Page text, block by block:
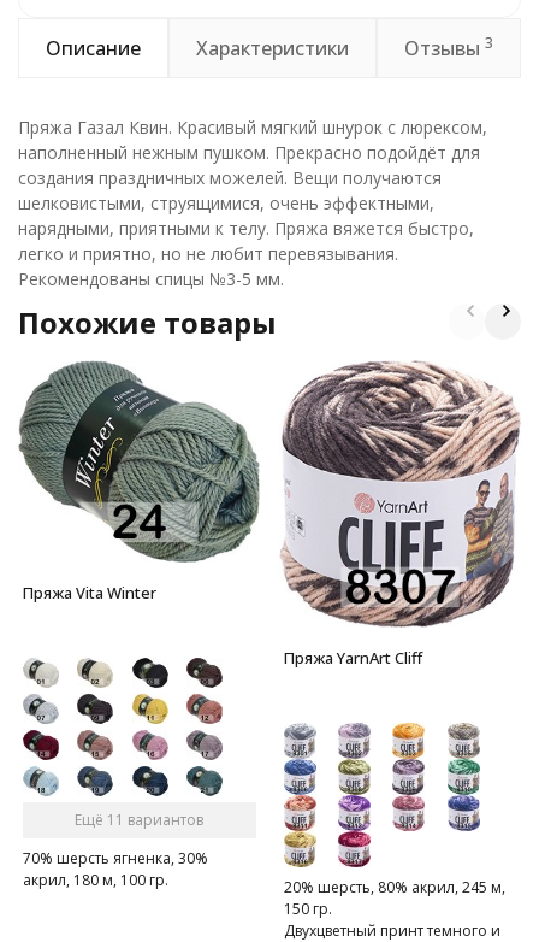
Описание Характеристики Отзывы 3
Пряжа Газал Квин. Красивый мягкий шнурок с люрексом,
наполненный нежным пушком. Прекрасно подойдёт для
создания праздничных можелей. Вещи получаются
шелковистыми, струящимися, очень эффектными,
нарядными, приятными к телу. Пряжа вяжется быстро,
легко и приятно, но не любит перевязывания.
Рекомендованы спицы №3-5 мм.
Похожие товары
Пряжа Vita Winter
Ещё 11 вариантов
70% шерсть ягненка, 30%
акрил, 180 м, 100 гр.
Пряжа YarnArt Cliff
20% шерсть, 80% акрил, 245 м,
150 гр.
Двухцветный принт темного и